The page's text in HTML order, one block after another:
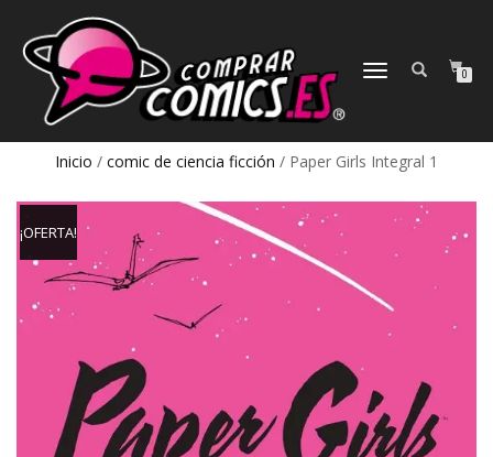
CAMBIAR
0
Inicio / comic de ciencia ficción / Paper Girls Integral 1
¡OFERTA!